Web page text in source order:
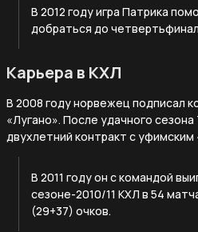
В 2012 году игра Патрика
добраться до
Карьера в КХЛ
В 2008 году норвежец подписал
«Лугано». После удачного
двухлетний контракт с
В 2011 году он с командой
сезоне-2010/11 КХЛ в 54
(29+37) очков.